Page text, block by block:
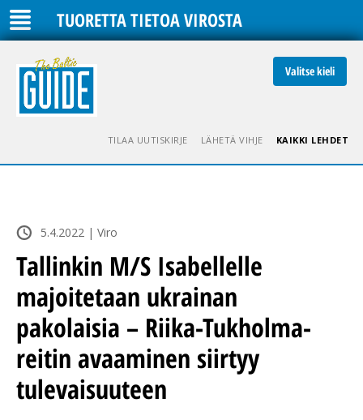
TUORETTA TIETOA VIROSTA
Valitse kieli
TILAA UUTISKIRJE LÄHETÄ VIHJE KAIKKI LEHDET
5.4.2022 | Viro
Tallinkin M/S Isabellelle
majoitetaan ukrainan
pakolaisia – Riika-Tukholma-
reitin avaaminen siirtyy
tulevaisuuteen